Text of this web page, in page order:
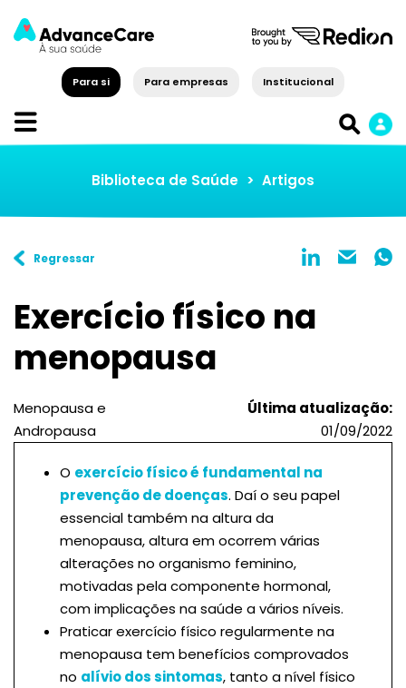
Para si Para empresas Institucional
Biblioteca de Saúde > Artigos
Regressar
Exercício físico na
menopausa
Menopausa e
Andropausa
Última atualização:
01/09/2022
O exercício físico é fundamental na
prevenção de doenças. Daí o seu papel
essencial também na altura da
menopausa, altura em ocorrem várias
alterações no organismo feminino,
motivadas pela componente hormonal,
com implicações na saúde a vários níveis.
Praticar exercício físico regularmente na
menopausa tem benefícios comprovados
no alívio dos sintomas, tanto a nível físico